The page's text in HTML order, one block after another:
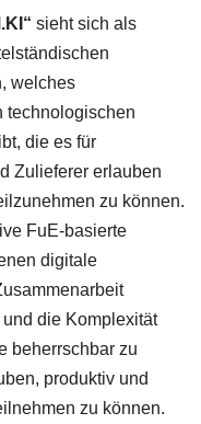
sieht sich als
welches
technologischen
die es für
Zulieferer erlauben
zu können.
FuE-basierte
digitale
die Komplexität
beherrschbar zu
produktiv und
zu können.